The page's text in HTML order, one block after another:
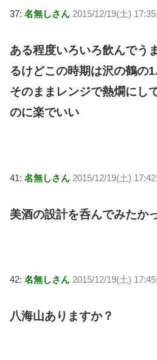
37: 名無しさん 2015/12/19(土)
ある程度いろいろ飲んでう
るけどこの時期は沢の鶴の
そのままレンジで熱燗にし
のに楽でいい
41: 名無しさん 2015/12/19(土)
美酒の設計を呑んでみたか
42: 名無しさん 2015/12/19(土)
八海山ありますか？